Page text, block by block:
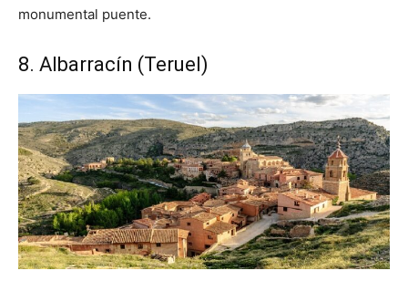
monumental puente.
8. Albarracín (Teruel)